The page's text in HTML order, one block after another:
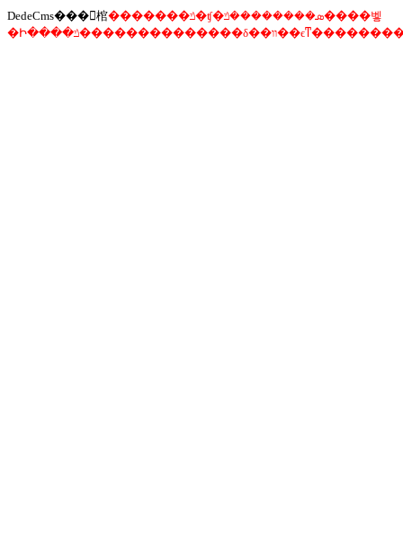
DedeCms���󾯸棺�������ݿ�ʧ�ܣ��������ݿ����벻